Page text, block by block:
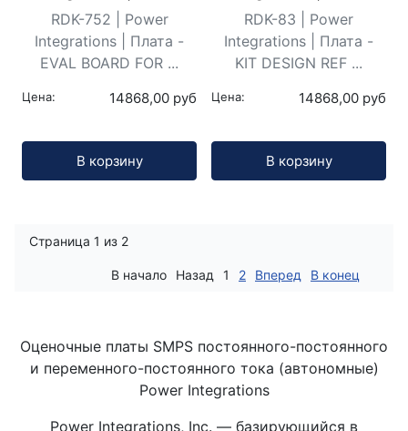
RDK-752 | Power
Integrations | Плата -
EVAL BOARD FOR ...
Цена: 14868,00 руб
В корзину
RDK-83 | Power
Integrations | Плата -
KIT DESIGN REF ...
Цена: 14868,00 руб
В корзину
Страница 1 из 2
В начало Назад 1 2 Вперед В конец
Оценочные платы SMPS постоянного-постоянного
и переменного-постоянного тока (автономные)
Power Integrations
Power Integrations, Inc. — базирующийся в